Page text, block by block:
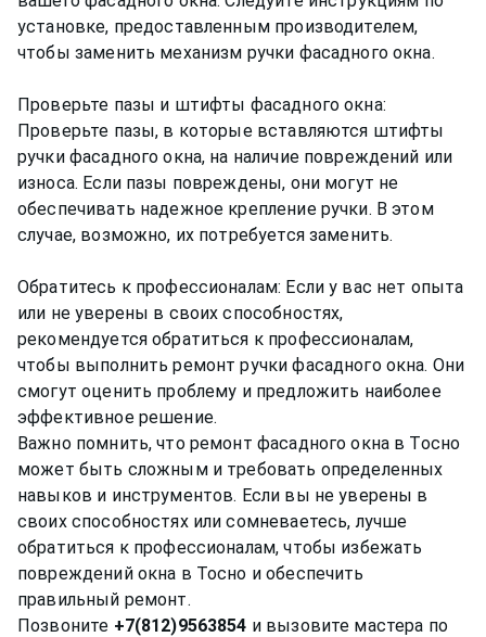
установке, предоставленным производителем,
чтобы заменить механизм ручки фасадного окна.
Проверьте пазы и штифты фасадного окна:
Проверьте пазы, в которые вставляются штифты
ручки фасадного окна, на наличие повреждений или
износа. Если пазы повреждены, они могут не
обеспечивать надежное крепление ручки. В этом
случае, возможно, их потребуется заменить.
Обратитесь к профессионалам: Если у вас нет опыта
или не уверены в своих способностях,
рекомендуется обратиться к профессионалам,
чтобы выполнить ремонт ручки фасадного окна. Они
смогут оценить проблему и предложить наиболее
эффективное решение.
Важно помнить, что ремонт фасадного окна в Тосно
может быть сложным и требовать определенных
навыков и инструментов. Если вы не уверены в
своих способностях или сомневаетесь, лучше
обратиться к профессионалам, чтобы избежать
повреждений окна в Тосно и обеспечить
правильный ремонт.
Позвоните +7(812)9563854 и вызовите мастера по